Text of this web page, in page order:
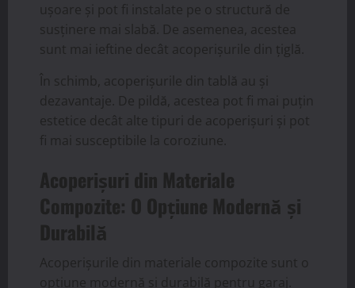
ușoare și pot fi instalate pe o structură de
susținere mai slabă. De asemenea, acestea
sunt mai ieftine decât acoperișurile din țiglă.
În schimb, acoperișurile din tablă au și
dezavantaje. De pildă, acestea pot fi mai puțin
estetice decât alte tipuri de acoperișuri și pot
fi mai susceptibile la coroziune.
Acoperișuri din Materiale
Compozite: O Opțiune Modernă și
Durabilă
Acoperișurile din materiale compozite sunt o
opțiune modernă și durabilă pentru garaj.